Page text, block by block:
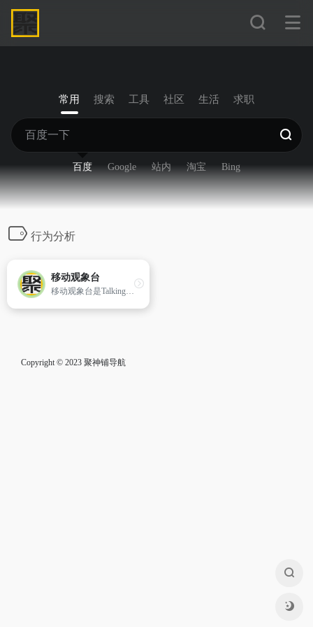
常用 搜索 工具 社区 生活 求职
百度 Google 站内 淘宝 Bing
行为分析
移动观象台
移动观象台是TalkingData基于设备用户的操作行为习惯,推出的一款免费的、公开的移动端大数据实时查询平台。
Copyright © 2023 聚神铺导航